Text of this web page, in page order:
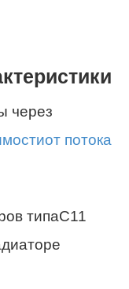
через
потока
типаC11